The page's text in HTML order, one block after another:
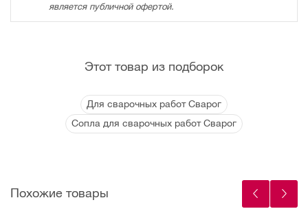
является публичной офертой.
Этот товар из подборок
Для сварочных работ Сварог
Сопла для сварочных работ Сварог
Похожие товары